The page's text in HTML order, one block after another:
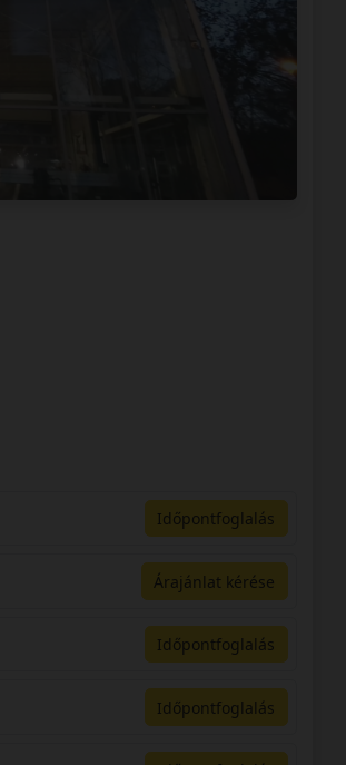
Időpontfoglalás
Árajánlat kérése
Időpontfoglalás
Időpontfoglalás